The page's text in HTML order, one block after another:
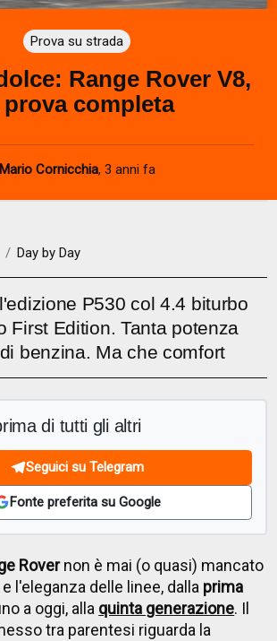
Prova su strada
Range Rover V8,
prova completa
Mario Cornicchia, 3 anni fa
Day by Day
P530 col 4.4 biturbo
First Edition. Tanta potenza
benzina. Ma che comfort
di tutti gli altri
Seguici su Telegram
Fonte preferita su Google
Rovernon è mai (o quasi) mancato
l'eleganza delle linee, dalla prima
a oggi, alla quinta generazione. Il
tra parentesi riguarda la